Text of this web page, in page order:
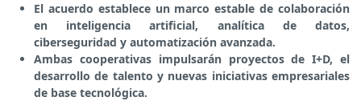
El acuerdo establece un marco estable de colaboración
en inteligencia artificial, analítica de datos,
ciberseguridad y automatización avanzada.
Ambas cooperativas impulsarán proyectos de I+D, el
desarrollo de talento y nuevas iniciativas empresariales
de base tecnológica.